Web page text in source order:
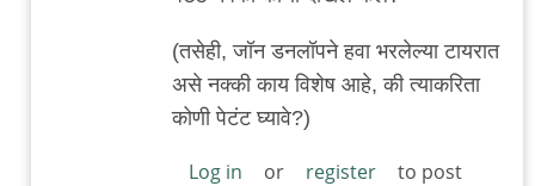
बाजू
(तसेही, जॉन डनलॉपने हवा भरलेल्या टायरात
असे नक्की काय विशेष आहे, की त्याकरिता
कोणी पेटंट घ्यावे?)
Log in or register
to post